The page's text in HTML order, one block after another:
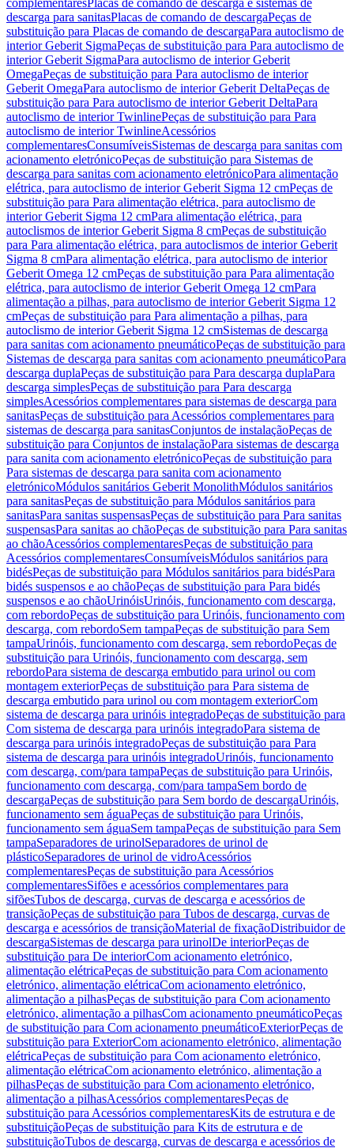
complementaresPlacas de comando de descarga e sistemas de
descarga para sanitasPlacas de comando de descargaPeças de
substituição para Placas de comando de descargaPara autoclismo de
interior Geberit SigmaPeças de substituição para Para autoclismo de
interior Geberit SigmaPara autoclismo de interior Geberit
OmegaPeças de substituição para Para autoclismo de interior
Geberit OmegaPara autoclismo de interior Geberit DeltaPeças de
substituição para Para autoclismo de interior Geberit DeltaPara
autoclismo de interior TwinlinePeças de substituição para Para
autoclismo de interior TwinlineAcessórios
complementaresConsumíveisSistemas de descarga para sanitas com
acionamento eletrónicoPeças de substituição para Sistemas de
descarga para sanitas com acionamento eletrónicoPara alimentação
elétrica, para autoclismo de interior Geberit Sigma 12 cmPeças de
substituição para Para alimentação elétrica, para autoclismo de
interior Geberit Sigma 12 cmPara alimentação elétrica, para
autoclismos de interior Geberit Sigma 8 cmPeças de substituição
para Para alimentação elétrica, para autoclismos de interior Geberit
Sigma 8 cmPara alimentação elétrica, para autoclismo de interior
Geberit Omega 12 cmPeças de substituição para Para alimentação
elétrica, para autoclismo de interior Geberit Omega 12 cmPara
alimentação a pilhas, para autoclismo de interior Geberit Sigma 12
cmPeças de substituição para Para alimentação a pilhas, para
autoclismo de interior Geberit Sigma 12 cmSistemas de descarga
para sanitas com acionamento pneumáticoPeças de substituição para
Sistemas de descarga para sanitas com acionamento pneumáticoPara
descarga duplaPeças de substituição para Para descarga duplaPara
descarga simplesPeças de substituição para Para descarga
simplesAcessórios complementares para sistemas de descarga para
sanitasPeças de substituição para Acessórios complementares para
sistemas de descarga para sanitasConjuntos de instalaçãoPeças de
substituição para Conjuntos de instalaçãoPara sistemas de descarga
para sanita com acionamento eletrónicoPeças de substituição para
Para sistemas de descarga para sanita com acionamento
eletrónicoMódulos sanitários Geberit MonolithMódulos sanitários
para sanitasPeças de substituição para Módulos sanitários para
sanitasPara sanitas suspensasPeças de substituição para Para sanitas
suspensasPara sanitas ao chãoPeças de substituição para Para sanitas
ao chãoAcessórios complementaresPeças de substituição para
Acessórios complementaresConsumíveisMódulos sanitários para
bidésPeças de substituição para Módulos sanitários para bidésPara
bidés suspensos e ao chãoPeças de substituição para Para bidés
suspensos e ao chãoUrinóisUrinóis, funcionamento com descarga,
com rebordoPeças de substituição para Urinóis, funcionamento com
descarga, com rebordoSem tampaPeças de substituição para Sem
tampaUrinóis, funcionamento com descarga, sem rebordoPeças de
substituição para Urinóis, funcionamento com descarga, sem
rebordoPara sistema de descarga embutido para urinol ou com
montagem exteriorPeças de substituição para Para sistema de
descarga embutido para urinol ou com montagem exteriorCom
sistema de descarga para urinóis integradoPeças de substituição para
Com sistema de descarga para urinóis integradoPara sistema de
descarga para urinóis integradoPeças de substituição para Para
sistema de descarga para urinóis integradoUrinóis, funcionamento
com descarga, com/para tampaPeças de substituição para Urinóis,
funcionamento com descarga, com/para tampaSem bordo de
descargaPeças de substituição para Sem bordo de descargaUrinóis,
funcionamento sem águaPeças de substituição para Urinóis,
funcionamento sem águaSem tampaPeças de substituição para Sem
tampaSeparadores de urinolSeparadores de urinol de
plásticoSeparadores de urinol de vidroAcessórios
complementaresPeças de substituição para Acessórios
complementaresSifões e acessórios complementares para
sifõesTubos de descarga, curvas de descarga e acessórios de
transiçãoPeças de substituição para Tubos de descarga, curvas de
descarga e acessórios de transiçãoMaterial de fixaçãoDistribuidor de
descargaSistemas de descarga para urinolDe interiorPeças de
substituição para De interiorCom acionamento eletrónico,
alimentação elétricaPeças de substituição para Com acionamento
eletrónico, alimentação elétricaCom acionamento eletrónico,
alimentação a pilhasPeças de substituição para Com acionamento
eletrónico, alimentação a pilhasCom acionamento pneumáticoPeças
de substituição para Com acionamento pneumáticoExteriorPeças de
substituição para ExteriorCom acionamento eletrónico, alimentação
elétricaPeças de substituição para Com acionamento eletrónico,
alimentação elétricaCom acionamento eletrónico, alimentação a
pilhasPeças de substituição para Com acionamento eletrónico,
alimentação a pilhasAcessórios complementaresPeças de
substituição para Acessórios complementaresKits de estrutura e de
substituiçãoPeças de substituição para Kits de estrutura e de
substituiçãoTubos de descarga, curvas de descarga e acessórios de